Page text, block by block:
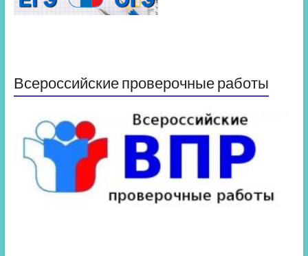
Всероссийские проверочные работы